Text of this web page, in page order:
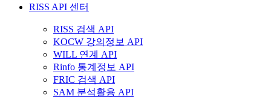
RISS API 센터
RISS 검색 API
KOCW 강의정보 API
WILL 연계 API
Rinfo 통계정보 API
FRIC 검색 API
SAM 분석활용 API